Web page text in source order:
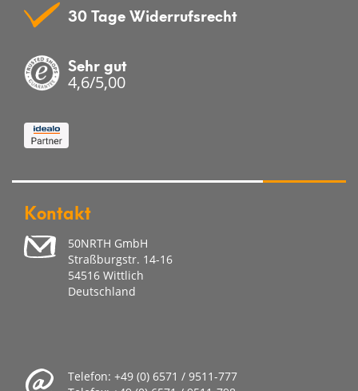
30 Tage Widerrufsrecht
Sehr gut
4,6/5,00
Kontakt
50NRTH GmbH
Straßburgstr. 14-16
54516 Wittlich
Deutschland
Telefon: +49 (0) 6571 / 9511-777